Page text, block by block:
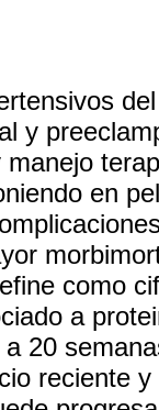
y
en
como
a
20
reciente